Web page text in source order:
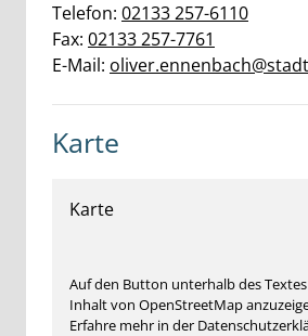
Telefon: 02133 257-6110
Fax: 02133 257-7761
E-Mail:
Karte
Karte
Auf den Button unterhalb des
Inhalt von OpenStreetMap
Erfahre mehr in der